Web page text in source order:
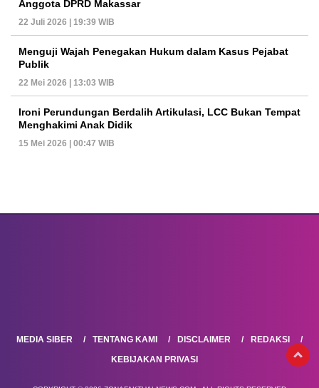
Anggota DPRD Makassar
22 Juli 2026 | 19:39 WIB
Menguji Wajah Penegakan Hukum dalam Kasus Pejabat
Publik
22 Mei 2026 | 13:03 WIB
Ironi Perundungan Berdalih Artikulasi, LCC Bukan Tempat
Menghakimi Anak Didik
15 Mei 2026 | 00:47 WIB
MEDIA SIBER TENTANG KAMI DISCLAIMER
REDAKSI
KEBIJAKAN PRIVASI